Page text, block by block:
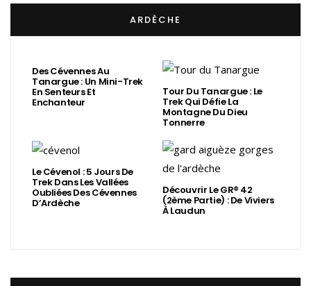
ARDÈCHE
Des Cévennes Au
Tanargue : Un Mini-Trek
En Senteurs Et
Enchanteur
Tour Du Tanargue : Le
Trek Qui Défie La
Montagne Du Dieu
Tonnerre
Le Cévenol : 5 Jours De
Trek Dans Les Vallées
Oubliées Des Cévennes
D’Ardèche
Découvrir Le GR® 42
(2ème Partie) : De Viviers
À Laudun